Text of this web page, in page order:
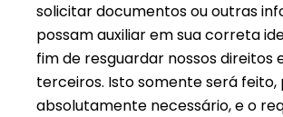
solicitar documentos ou outras
possam auxiliar em sua correta
fim de resguardar nossos direitos
terceiros. Isto somente será feito,
absolutamente necessário, e o